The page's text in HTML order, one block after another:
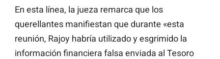
En esta línea, la jueza remarca que los
querellantes manifiestan que durante «esta
reunión, Rajoy habría utilizado y esgrimido la
información financiera falsa enviada al Tesoro